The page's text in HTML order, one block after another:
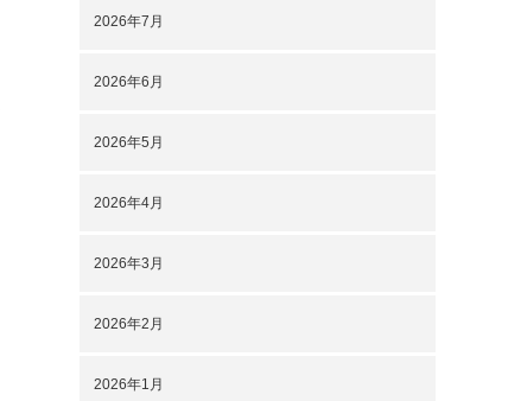
2026年7月
2026年6月
2026年5月
2026年4月
2026年3月
2026年2月
2026年1月